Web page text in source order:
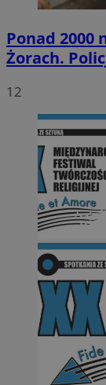
Ponad 2000
Żorach.
12